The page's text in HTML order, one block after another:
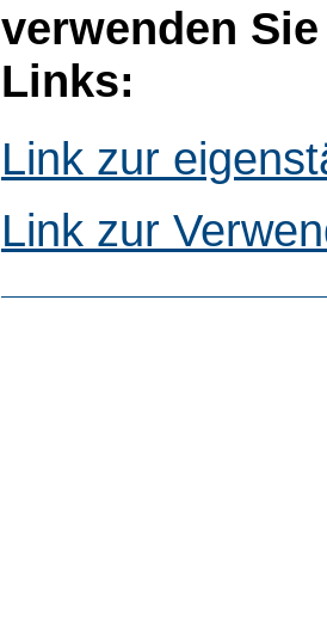
verwenden
Links:
Link zur
Link zur